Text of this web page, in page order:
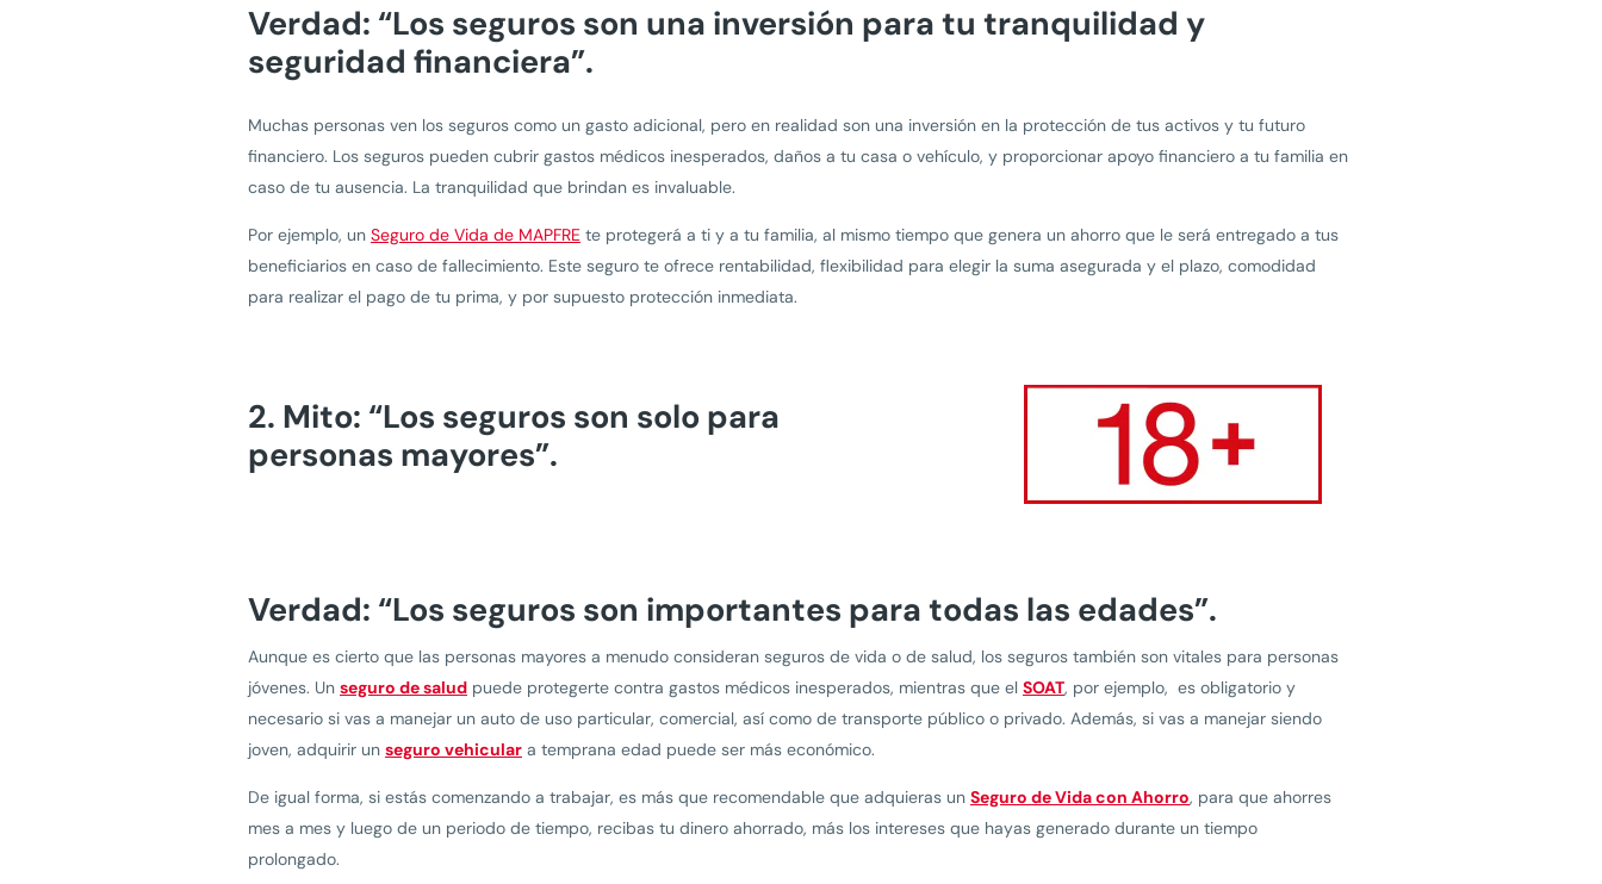
Verdad: “Los seguros son una inversión para tu tranquilidad y
seguridad financiera”.
Muchas personas ven los seguros como un gasto adicional, pero en realidad son una inversión en la protección de tus activos y tu futuro
financiero. Los seguros pueden cubrir gastos médicos inesperados, daños a tu casa o vehículo, y proporcionar apoyo financiero a tu familia en
caso de tu ausencia. La tranquilidad que brindan es invaluable.
Por ejemplo, un Seguro de Vida de MAPFRE te protegerá a ti y a tu familia, al mismo tiempo que genera un ahorro que le será entregado a tus
beneficiarios en caso de fallecimiento. Este seguro te ofrece rentabilidad, flexibilidad para elegir la suma asegurada y el plazo, comodidad
para realizar el pago de tu prima, y por supuesto protección inmediata.
2. Mito: “Los seguros son solo para
personas mayores”.
Verdad: “Los seguros son importantes para todas las edades”.
Aunque es cierto que las personas mayores a menudo consideran seguros de vida o de salud, los seguros también son vitales para personas
jóvenes. Un seguro de salud puede protegerte contra gastos médicos inesperados, mientras que el SOAT, por ejemplo, es obligatorio y
necesario si vas a manejar un auto de uso particular, comercial, así como de transporte público o privado. Además, si vas a manejar siendo
joven, adquirir un seguro vehicular a temprana edad puede ser más económico.
De igual forma, si estás comenzando a trabajar, es más que recomendable que adquieras un Seguro de Vida con Ahorro, para que ahorres
mes a mes y luego de un periodo de tiempo, recibas tu dinero ahorrado, más los intereses que hayas generado durante un tiempo
prolongado.